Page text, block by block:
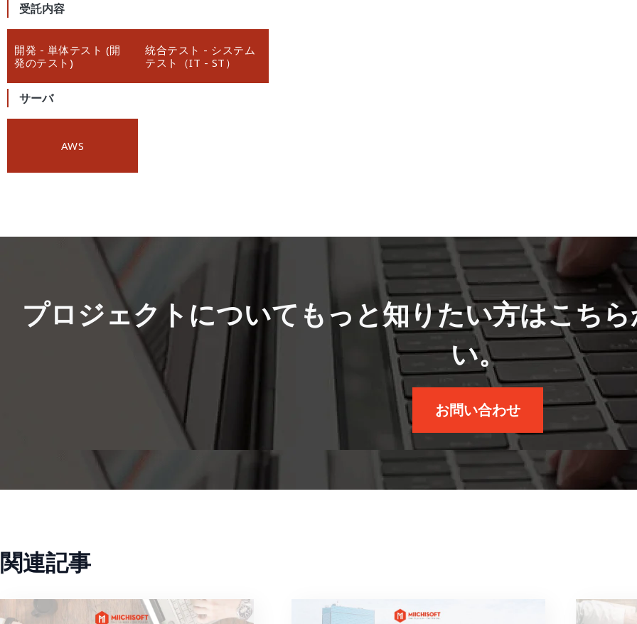
受託内容
開発 - 単体テスト (開
発のテスト)
統合テスト - システム
テスト（IT - ST）
サーバ
AWS
プロジェクトについてもっと知りたい方はこち
い。
お問い合わせ
関連記事